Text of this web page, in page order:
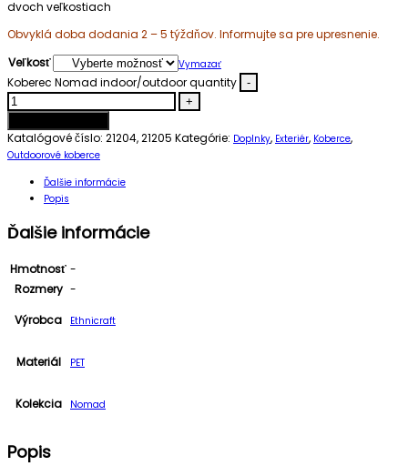
dvoch veľkostiach
Obvyklá doba dodania 2 – 5 týždňov. Informujte sa pre upresnenie.
Veľkosť
Vymazať
Koberec Nomad indoor/outdoor quantity
-
+
Katalógové číslo: 21204, 21205 Kategórie: Doplnky, Exteriér, Koberce,
Outdoorové koberce
Ďalšie informácie
Popis
Ďalšie informácie
Hmotnosť -
Rozmery -
Výrobca
Ethnicraft
Materiál PET
Kolekcia Nomad
Popis